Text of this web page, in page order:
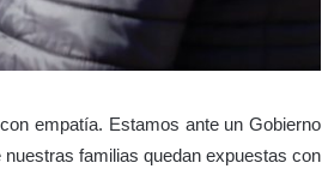
empatía. Estamos ante un Gobierno
familias quedan expuestas con